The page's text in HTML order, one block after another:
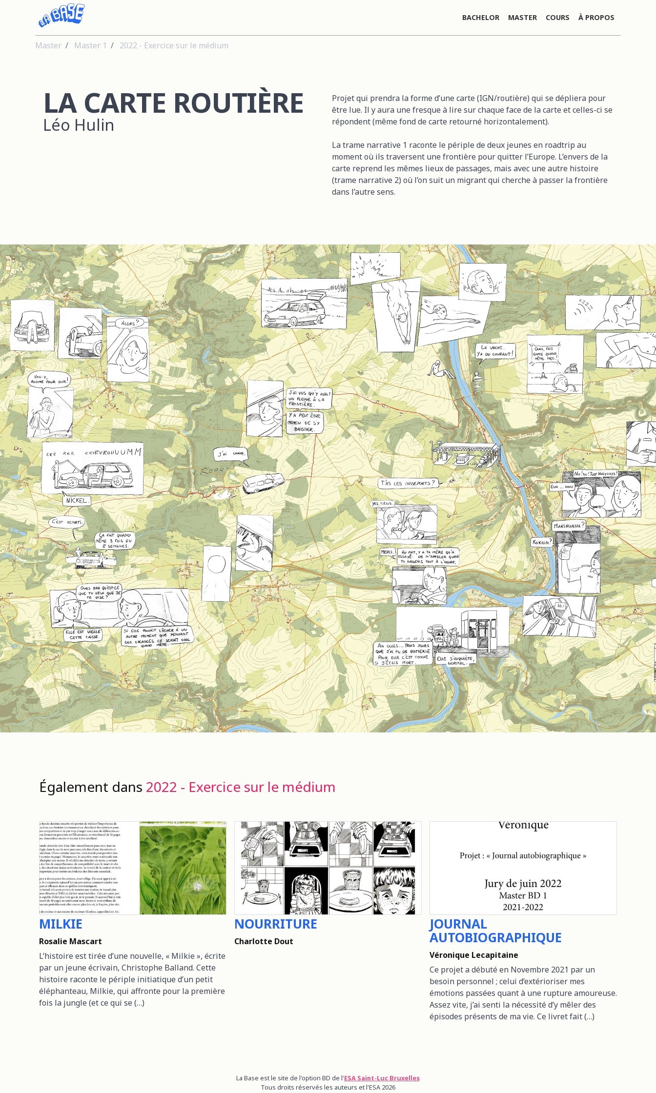
BACHELOR MASTER COURS À PROPOS
Master Master 1 2022 - Exercice sur le médium
LA CARTE ROUTIÈRE
Léo Hulin
Projet qui prendra la forme d’une carte (IGN/routière) qui se dépliera pour
être lue. Il y aura une fresque à lire sur chaque face de la carte et celles-ci se
répondent (même fond de carte retourné horizontalement).
La trame narrative 1 raconte le périple de deux jeunes en roadtrip au
moment où ils traversent une frontière pour quitter l’Europe. L’envers de la
carte reprend les mêmes lieux de passages, mais avec une autre histoire
(trame narrative 2) où l’on suit un migrant qui cherche à passer la frontière
dans l’autre sens.
Également dans 2022 - Exercice sur le médium
MILKIE
Rosalie Mascart
L’histoire est tirée d’une nouvelle, « Milkie », écrite
par un jeune écrivain, Christophe Balland. Cette
histoire raconte le périple initiatique d’un petit
éléphanteau, Milkie, qui affronte pour la première
fois la jungle (et ce qui se (…)
NOURRITURE
Charlotte Dout
JOURNAL
AUTOBIOGRAPHIQUE
Véronique Lecapitaine
Ce projet a débuté en Novembre 2021 par un
besoin personnel ; celui d’extérioriser mes
émotions passées quant à une rupture amoureuse.
Assez vite, j’ai senti la nécessité d’y mêler des
épisodes présents de ma vie. Ce livret fait (…)
La Base est le site de l'option BD de l'ESA Saint-Luc Bruxelles
Tous droits réservés les auteurs et l'ESA 2026